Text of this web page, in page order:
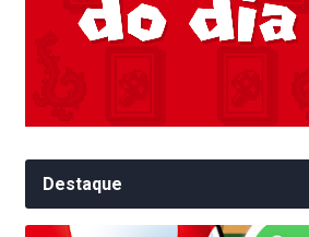
Destaque